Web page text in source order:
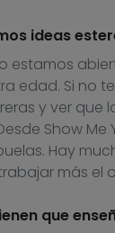
ideas
estamos
edad. Si no
y ver que
Show
Hay
más el
que